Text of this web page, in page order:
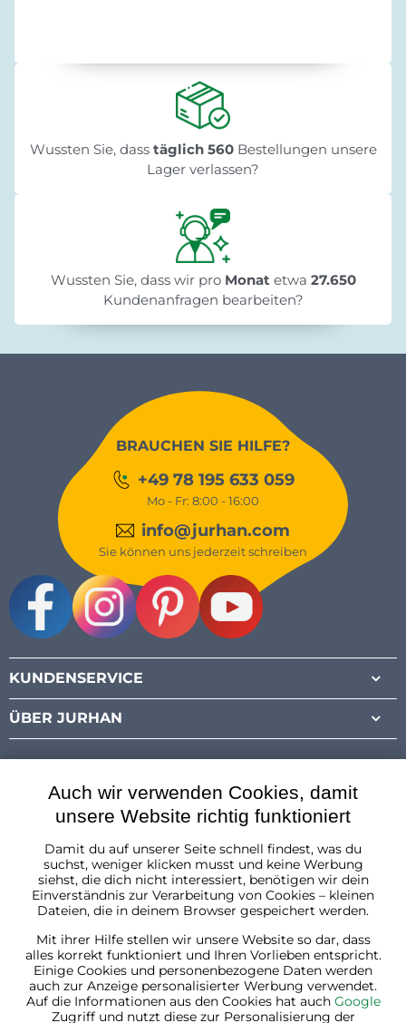
Wussten Sie, dass täglich 560Bestellungen unsere
Lager verlassen?
Wussten Sie, dass wir pro Monat etwa 27.650
Kundenanfragen bearbeiten?
BRAUCHEN SIE HILFE?
+49 78 195 633 059
Mo - Fr: 8:00 - 16:00
info@jurhan.com
Sie können uns jederzeit schreiben
KUNDENSERVICE
ÜBER JURHAN
Österreich
Auch wir verwenden Cookies, damit
unsere Website richtig funktioniert
Damit du auf unserer Seite schnell findest, was du
suchst, weniger klicken musst und keine Werbung
siehst, die dich nicht interessiert, benötigen wir dein
Einverständnis zur Verarbeitung von Cookies – kleinen
Dateien, die in deinem Browser gespeichert werden.
Mit ihrer Hilfe stellen wir unsere Website so dar, dass
alles korrekt funktioniert und Ihren Vorlieben entspricht.
Einige Cookies und personenbezogene Daten werden
auch zur Anzeige personalisierter Werbung verwendet.
Auf die Informationen aus den Cookies hat auch Google
Zugriff und nutzt diese zur Personalisierung der